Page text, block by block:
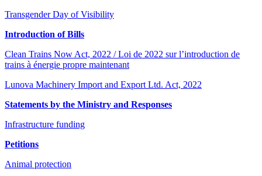
Transgender Day of Visibility
Introduction of Bills
Clean Trains Now Act, 2022 / Loi de 2022 sur l’introduction de
trains à énergie propre maintenant
Lunova Machinery Import and Export Ltd. Act, 2022
Statements by the Ministry and Responses
Infrastructure funding
Petitions
Animal protection